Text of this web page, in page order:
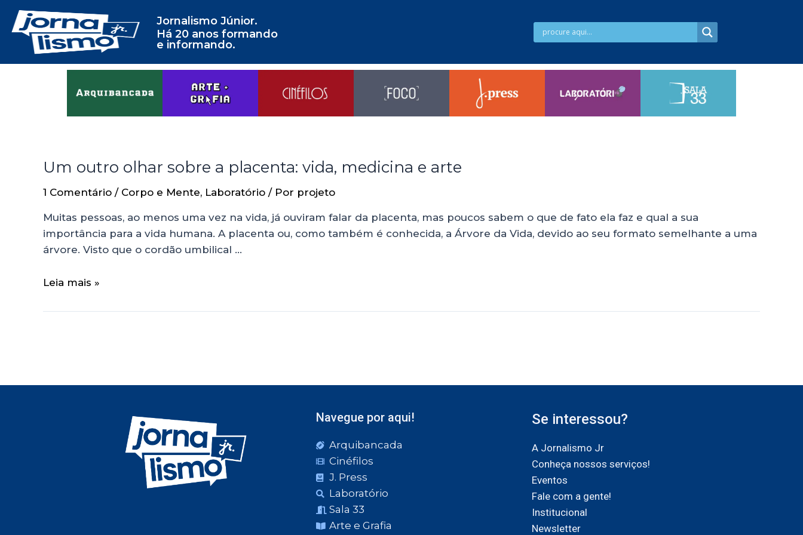
Jornalismo Júnior.
Há 20 anos formando
e informando.
Um outro olhar sobre a placenta: vida, medicina e arte
1 Comentário / Corpo e Mente, Laboratório / Por projeto
Muitas pessoas, ao menos uma vez na vida, já ouviram falar da placenta, mas poucos sabem o que de fato ela faz e qual a sua
importância para a vida humana. A placenta ou, como também é conhecida, a Árvore da Vida, devido ao seu formato semelhante a uma
árvore. Visto que o cordão umbilical …
Leia mais »
Navegue por aqui!
Arquibancada
Cinéfilos
J. Press
Laboratório
Sala 33
Arte e Grafia
Se interessou?
A Jornalismo Jr
Conheça nossos serviços!
Eventos
Fale com a gente!
Institucional
Newsletter